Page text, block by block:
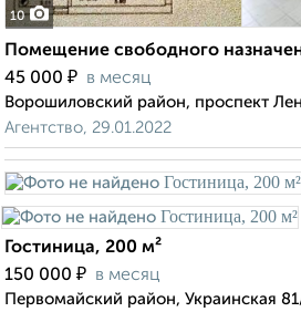
10
Помещение свободного
45 000 ₽ в месяц
Ворошиловский район, проспект
Агентство, 29.01.2022
Гостиница, 200 м²
150 000 ₽ в месяц
Первомайский район, Украинская